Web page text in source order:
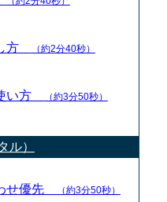
方 （約2分40秒）
い方 （約3分50秒）
ル）
せ優先 （約3分50秒）